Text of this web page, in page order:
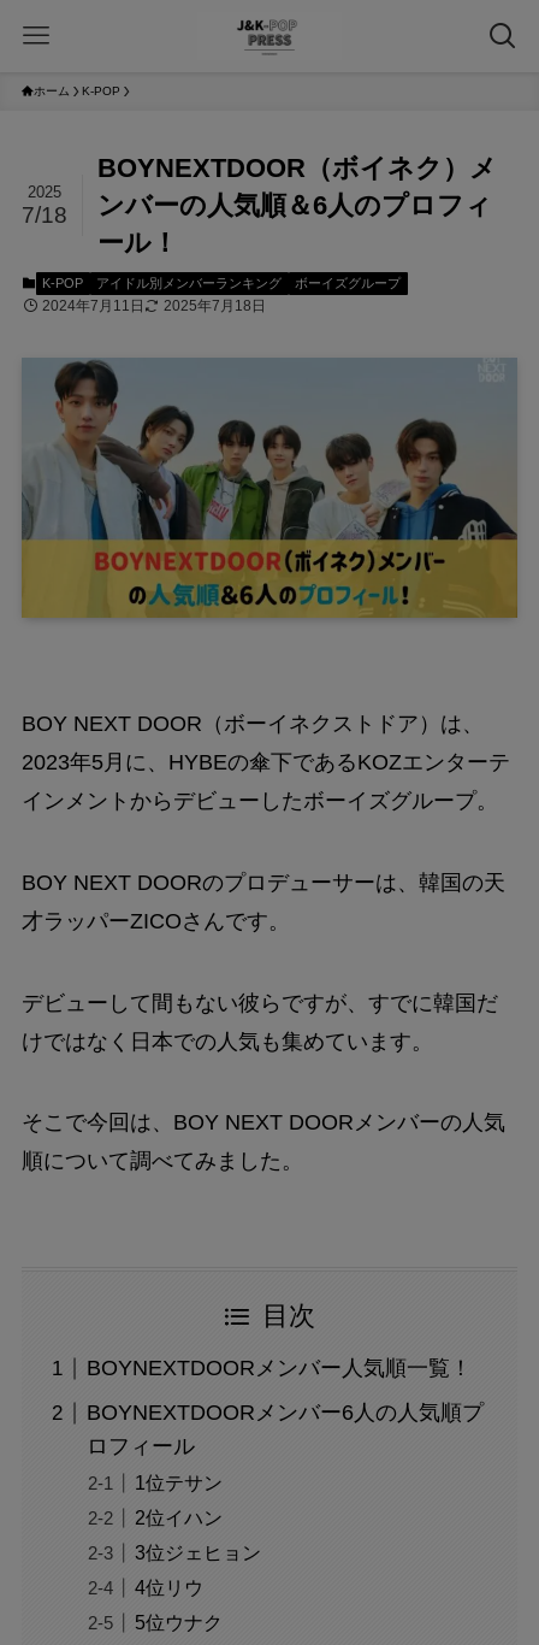
ホーム K-POP
BOYNEXTDOOR（ボイネク）メ
ンバーの人気順＆6人のプロフィ
ール！
2025
7/18
K-POP アイドル別メンバーランキング ボーイズグループ
2024年7月11日 2025年7月18日
BOY NEXT DOOR（ボーイネクストドア）は、
2023年5月に、HYBEの傘下であるKOZエンターテ
インメントからデビューしたボーイズグループ。
BOY NEXT DOORのプロデューサーは、韓国の天
才ラッパーZICOさんです。
デビューして間もない彼らですが、すでに韓国だ
けではなく日本での人気も集めています。
そこで今回は、BOY NEXT DOORメンバーの人気
順について調べてみました。
目次
BOYNEXTDOORメンバー人気順一覧！
BOYNEXTDOORメンバー6人の人気順プ
ロフィール
1位テサン
2位イハン
3位ジェヒョン
4位リウ
5位ウナク